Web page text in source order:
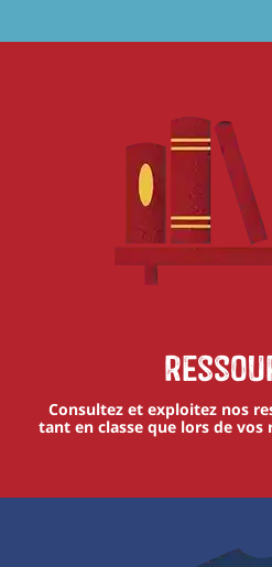
Consultez et exploitez nos
tant en classe que lors de vos